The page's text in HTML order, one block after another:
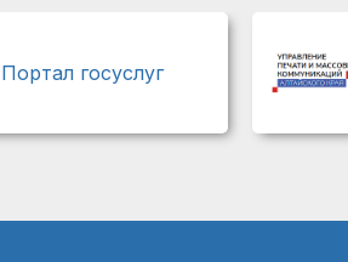
Портал госуслуг